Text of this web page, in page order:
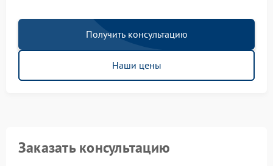
Получить консультацию
Наши цены
Заказать консультацию